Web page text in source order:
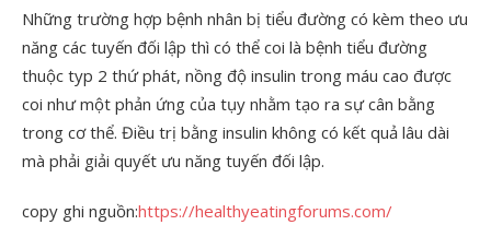
Những trường hợp bệnh nhân bị tiểu đường có kèm theo ưu
năng các tuyến đối lập thì có thể coi là bệnh tiểu đường
thuộc typ 2 thứ phát, nồng độ insulin trong máu cao được
coi như một phản ứng của tụy nhằm tạo ra sự cân bằng
trong cơ thể. Điều trị bằng insulin không có kết quả lâu dài
mà phải giải quyết ưu năng tuyến đối lập.
copy ghi nguồn:https://healthyeatingforums.com/